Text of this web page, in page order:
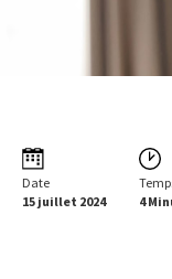
Date
15 juillet 2024
4